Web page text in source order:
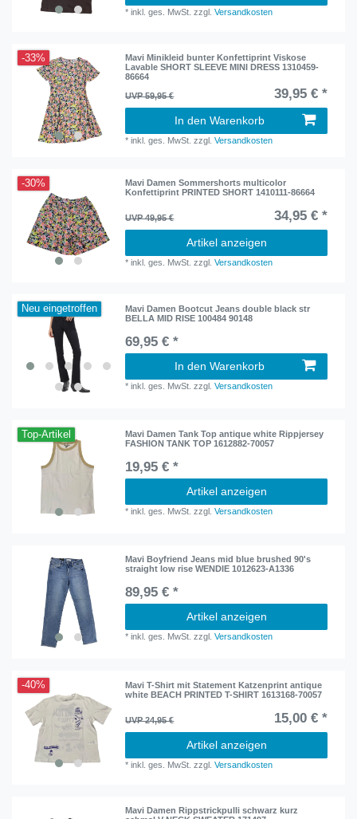
*inkl. ges. MwSt. zzgl.Versandkosten
-33%
Mavi Minikleid bunter Konfettiprint Viskose
Lavable SHORT SLEEVE MINI DRESS 1310459-
86664
UVP 59,95 €
39,95 € *
In den Warenkorb
*inkl. ges. MwSt. zzgl.Versandkosten
-30%
Mavi Damen Sommershorts multicolor
Konfettiprint PRINTED SHORT 1410111-86664
UVP 49,95 € 34,95 € *
Artikel anzeigen
*inkl. ges. MwSt. zzgl.Versandkosten
Neu eingetroffen
Mavi Damen Bootcut Jeans double black str
BELLA MID RISE 100484 90148
69,95 € *
In den Warenkorb
*inkl. ges. MwSt. zzgl.Versandkosten
Top-Artikel
Mavi Damen Tank Top antique white Rippjersey
FASHION TANK TOP 1612882-70057
19,95 € *
Artikel anzeigen
*inkl. ges. MwSt. zzgl.Versandkosten
Mavi Boyfriend Jeans mid blue brushed 90's
straight low rise WENDIE 1012623-A1336
89,95 € *
Artikel anzeigen
*inkl. ges. MwSt. zzgl.Versandkosten
-40%
Mavi T-Shirt mit Statement Katzenprint antique
white BEACH PRINTED T-SHIRT 1613168-70057
UVP 24,95 € 15,00 € *
Artikel anzeigen
*inkl. ges. MwSt. zzgl.Versandkosten
Mavi Damen Rippstrickpulli schwarz kurz